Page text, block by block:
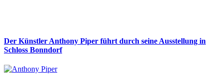
Der Künstler Anthony Piper führt durch seine Ausstellung in
Schloss Bonndorf